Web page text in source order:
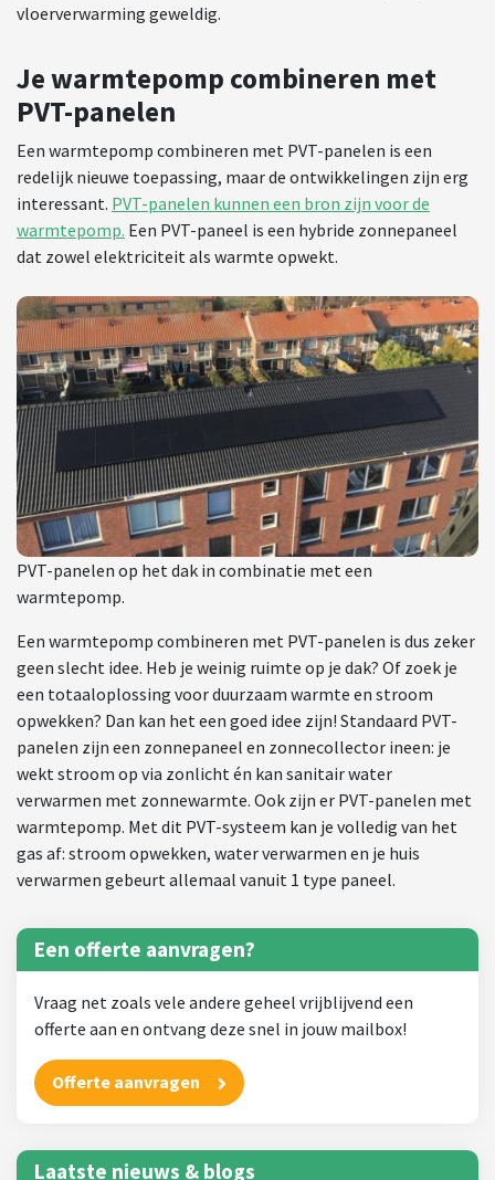
vloerverwarming geweldig.
Je warmtepomp combineren met
PVT-panelen
Een warmtepomp combineren met PVT-panelen is een
redelijk nieuwe toepassing, maar de ontwikkelingen zijn erg
interessant. PVT-panelen kunnen een bron zijn voor de
warmtepomp. Een PVT-paneel is een hybride zonnepaneel
dat zowel elektriciteit als warmte opwekt.
PVT-panelen op het dak in combinatie met een
warmtepomp.
Een warmtepomp combineren met PVT-panelen is dus zeker
geen slecht idee. Heb je weinig ruimte op je dak? Of zoek je
een totaaloplossing voor duurzaam warmte en stroom
opwekken? Dan kan het een goed idee zijn! Standaard PVT-
panelen zijn een zonnepaneel en zonnecollector ineen: je
wekt stroom op via zonlicht én kan sanitair water
verwarmen met zonnewarmte. Ook zijn er PVT-panelen met
warmtepomp. Met dit PVT-systeem kan je volledig van het
gas af: stroom opwekken, water verwarmen en je huis
verwarmen gebeurt allemaal vanuit 1 type paneel.
Een offerte aanvragen?
Vraag net zoals vele andere geheel vrijblijvend een
offerte aan en ontvang deze snel in jouw mailbox!
Offerte aanvragen
Laatste nieuws & blogs